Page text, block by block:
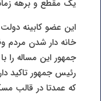
یک مقطع و برهه
این عضو کابینه
خانه دار شدن مردم
جمهور این مساله را
رئیس جمهور تاکید
که عمدتا در قالب